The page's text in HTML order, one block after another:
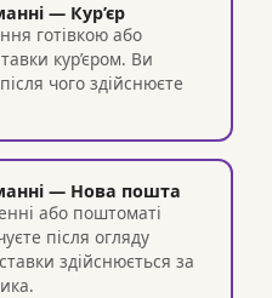
— Кур’єр
готівкою або
кур’єром. Ви
чого здійснюєте
— Нова пошта
або поштоматі
після огляду
здійснюється за